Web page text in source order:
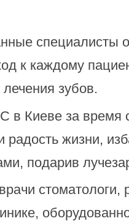
специалисты
к каждому
зубов.
в Киеве за время
радость жизни,
подарив
стоматологи,